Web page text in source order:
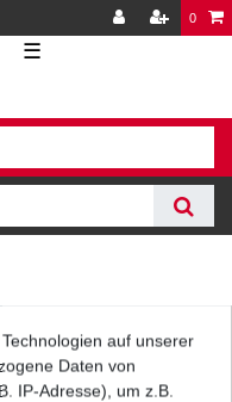
0
☰
auf unserer
Daten von
IP-Adresse), um z.B.